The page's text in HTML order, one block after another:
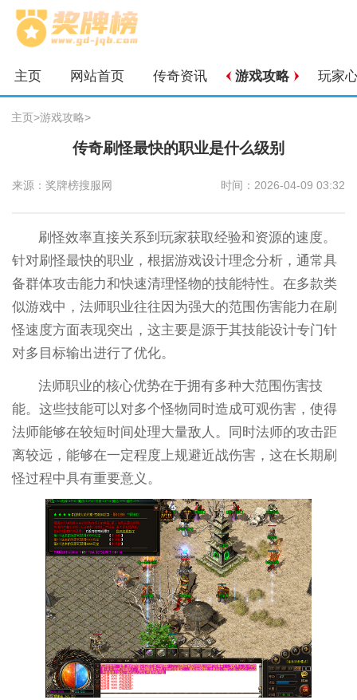
主页 网站首页 传奇资讯 游戏攻略 玩家
主页>游戏攻略>
传奇刷怪最快的职业是什么级别
来源：奖牌榜搜服网 时间：2026-04-09 03:32
刷怪效率直接关系到玩家获取经验和资源的速度。
针对刷怪最快的职业，根据游戏设计理念分析，通常具
备群体攻击能力和快速清理怪物的技能特性。在多款类
似游戏中，法师职业往往因为强大的范围伤害能力在刷
怪速度方面表现突出，这主要是源于其技能设计专门针
对多目标输出进行了优化。
法师职业的核心优势在于拥有多种大范围伤害技
能。这些技能可以对多个怪物同时造成可观伤害，使得
法师能够在较短时间处理大量敌人。同时法师的攻击距
离较远，能够在一定程度上规避近战伤害，这在长期刷
怪过程中具有重要意义。